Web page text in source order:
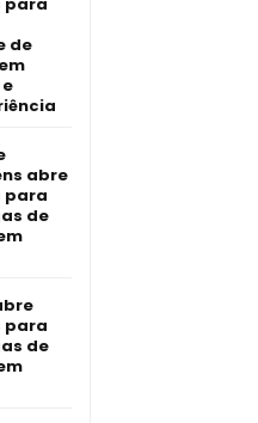
de
abre
para
de
para
de